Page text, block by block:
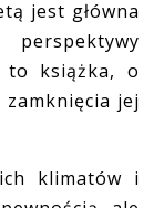
jest główna
to książka, o
jej
klimatów i